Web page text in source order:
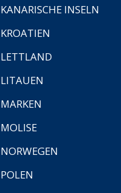
KANARISCHE INSELN
KROATIEN
LETTLAND
LITAUEN
MARKEN
MOLISE
NORWEGEN
POLEN